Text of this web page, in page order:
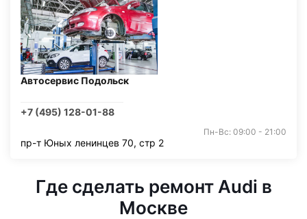
Автосервис Подольск
+7 (495) 128-01-88
Пн-Вс: 09:00 - 21:00
пр-т Юных ленинцев 70, стр 2
Где сделать ремонт Audi в
Москве